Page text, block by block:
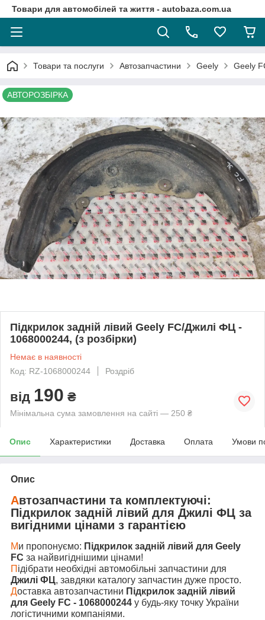
Товари для автомобілей та життя - autobaza.com.ua
Товари та послуги Автозапчастини Geely Geely
АВТОРОЗБІРКА
Підкрилок задній лівий Geely FC/Джилі ФЦ -
1068000244, (з розбірки)
Немає в наявності
Код: RZ-1068000244
Роздріб
від 190 ₴
Мінімальна сума замовлення на сайті — 250 ₴
Опис Характеристики Доставка Оплата Умови
Опис
Автозапчастини та комплектуючі:
Підкрилок задній лівий для Джилі ФЦ за
вигідними цінами з гарантією
Ми пропонуємо: Підкрилок задній лівий для Geely
FC за найвигіднішими цінами!
П ідібрати необхідні автомобільні запчастини для
Джилі ФЦ, завдяки каталогу запчастин дуже просто.
Доставка автозапчастини Підкрилок задній лівий
для Geely FC - 1068000244 у будь-яку точку України
логістичними компаніями.